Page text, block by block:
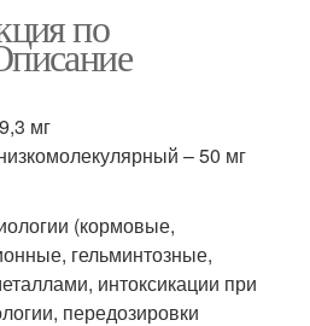
по
мг
– 50 мг
(кормовые,
гельминтозные,
интоксикации при
передозировки